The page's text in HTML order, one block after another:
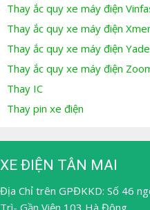
Thay ắc quy xe máy điện
Thay ắc quy xe máy điện
Thay ắc quy xe máy điện
Thay ắc quy xe máy điện
Thay IC
Thay pin xe điện
XE ĐIỆN TÂN MAI
Địa Chỉ trên GPĐKKD: Số 46
Trì- Gần Viện 103 Hà Đông